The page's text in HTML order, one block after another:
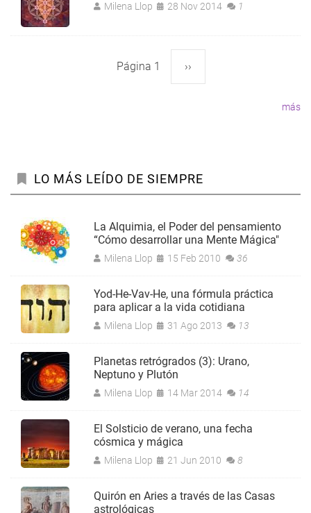
Milena Llop 28 Nov 2014 1
Página 1 Siguiente
››
más
LO MÁS LEÍDO DE SIEMPRE
La Alquimia, el Poder del pensamiento
“Cómo desarrollar una Mente Mágica"
Milena Llop 15 Feb 2010 36
Yod-He-Vav-He, una fórmula práctica
para aplicar a la vida cotidiana
Milena Llop 31 Ago 2013 13
Planetas retrógrados (3): Urano,
Neptuno y Plutón
Milena Llop 14 Mar 2014 14
El Solsticio de verano, una fecha
cósmica y mágica
Milena Llop 21 Jun 2010 8
Quirón en Aries a través de las Casas
astrológicas